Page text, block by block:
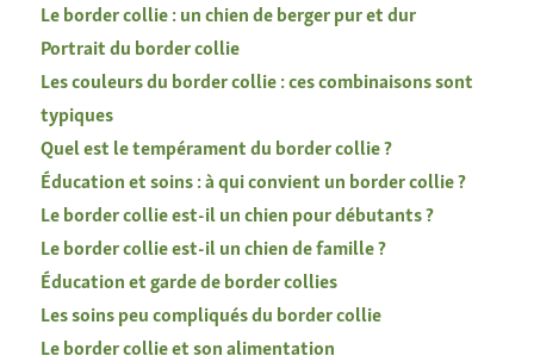
Le border collie : un chien de berger pur et dur
Portrait du border collie
Les couleurs du border collie : ces combinaisons sont
typiques
Quel est le tempérament du border collie ?
Éducation et soins : à qui convient un border collie ?
Le border collie est-il un chien pour débutants ?
Le border collie est-il un chien de famille ?
Éducation et garde de border collies
Les soins peu compliqués du border collie
Le border collie et son alimentation